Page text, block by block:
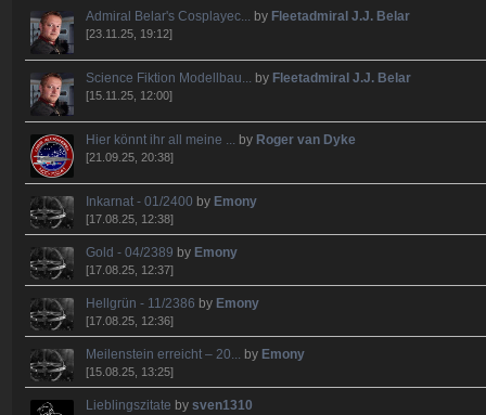
Admiral Belar's Cosplayec... by Fleetadmiral J.J. Belar
[23.11.25, 19:12]
Science Fiktion Modellbau... by Fleetadmiral J.J. Belar
[15.11.25, 12:00]
Hier könnt ihr all meine ... by Roger van Dyke
[21.09.25, 20:38]
Inkarnat - 01/2400 by Emony
[17.08.25, 12:38]
Gold - 04/2389 by Emony
[17.08.25, 12:37]
Hellgrün - 11/2386 by Emony
[17.08.25, 12:36]
Meilenstein erreicht – 20... by Emony
[15.08.25, 13:25]
Lieblingszitate bysven1310